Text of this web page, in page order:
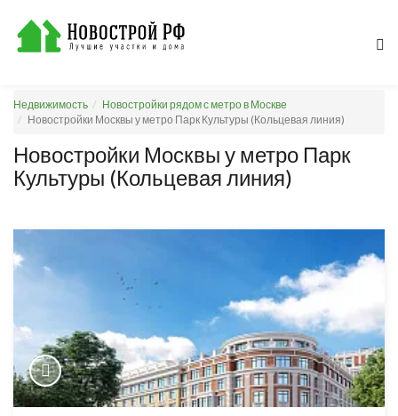
Недвижимость
Новостройки рядом с метро в Москве
Новостройки Москвы у метро Парк Культуры (Кольцевая линия)
Новостройки Москвы у метро Парк
Культуры (Кольцевая линия)